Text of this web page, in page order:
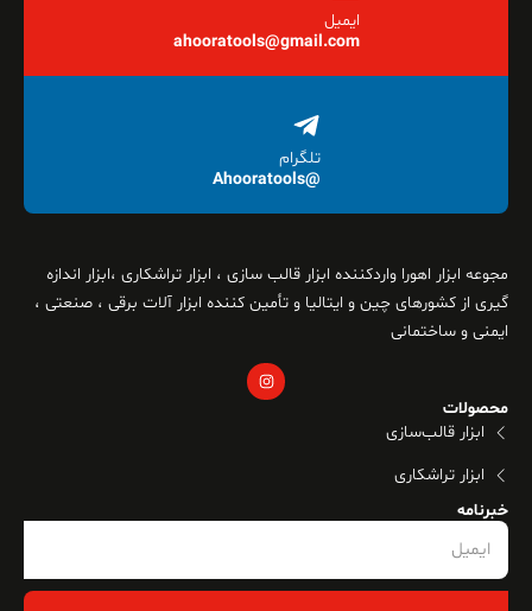
ایمیل
ahooratools@gmail.com
تلگرام
@Ahooratools
مجوعه ابزار اهورا واردکننده ابزار قالب سازی ، ابزار تراشکاری ،ابزار اندازه
گیری از کشورهای چین و ایتالیا و تأمین کننده ابزار آلات برقی ، صنعتی ،
ایمنی و ساختمانی
محصولات
ابزار قالب‌سازی
ابزار تراشکاری
خبرنامه